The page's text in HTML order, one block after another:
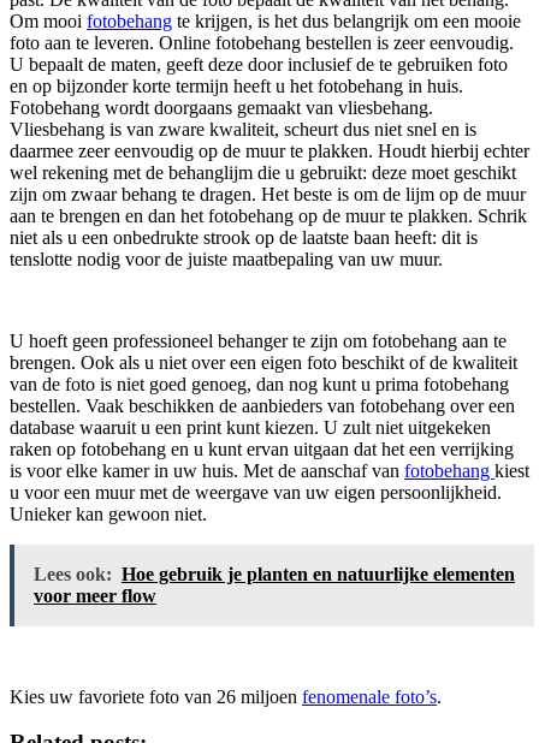
Om mooi fotobehang te krijgen, is het dus belangrijk om een mooie
foto aan te leveren. Online fotobehang bestellen is zeer eenvoudig.
U bepaalt de maten, geeft deze door inclusief de te gebruiken foto
en op bijzonder korte termijn heeft u het fotobehang in huis.
Fotobehang wordt doorgaans gemaakt van vliesbehang.
Vliesbehang is van zware kwaliteit, scheurt dus niet snel en is
daarmee zeer eenvoudig op de muur te plakken. Houdt hierbij echter
wel rekening met de behanglijm die u gebruikt: deze moet geschikt
zijn om zwaar behang te dragen. Het beste is om de lijm op de muur
aan te brengen en dan het fotobehang op de muur te plakken. Schrik
niet als u een onbedrukte strook op de laatste baan heeft: dit is
tenslotte nodig voor de juiste maatbepaling van uw muur.
U hoeft geen professioneel behanger te zijn om fotobehang aan te
brengen. Ook als u niet over een eigen foto beschikt of de kwaliteit
van de foto is niet goed genoeg, dan nog kunt u prima fotobehang
bestellen. Vaak beschikken de aanbieders van fotobehang over een
database waaruit u een print kunt kiezen. U zult niet uitgekeken
raken op fotobehang en u kunt ervan uitgaan dat het een verrijking
is voor elke kamer in uw huis. Met de aanschaf van fotobehang kiest
u voor een muur met de weergave van uw eigen persoonlijkheid.
Unieker kan gewoon niet.
Lees ook: Hoe gebruik je planten en natuurlijke elementen
voor meer flow
Kies uw favoriete foto van 26 miljoen fenomenale foto’s.